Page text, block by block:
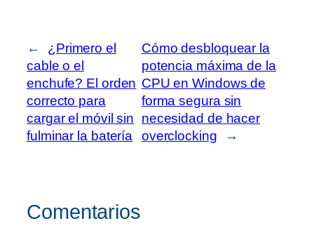
←
¿Primero el
cable o el
enchufe? El orden
correcto para
cargar el móvil sin
fulminar la batería
Cómo desbloquear la
potencia máxima de la
CPU en Windows de
forma segura sin
necesidad de hacer
overclocking
→
Comentarios